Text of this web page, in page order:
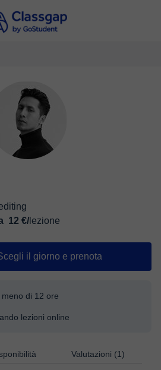
12 €/ lezione
il giorno e prenota
di 12 ore
lezioni online
Valutazioni (1)